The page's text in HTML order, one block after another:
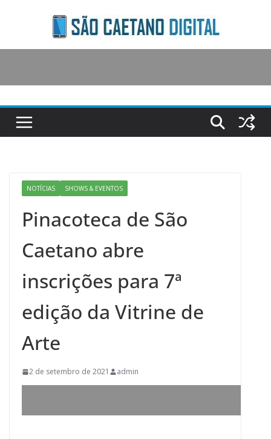
content
NOTÍCIAS SHOWS & EVENTOS
Pinacoteca de São
Caetano abre
inscrições para 7ª
edição da Vitrine de
Arte
2 de setembro de 2021 admin